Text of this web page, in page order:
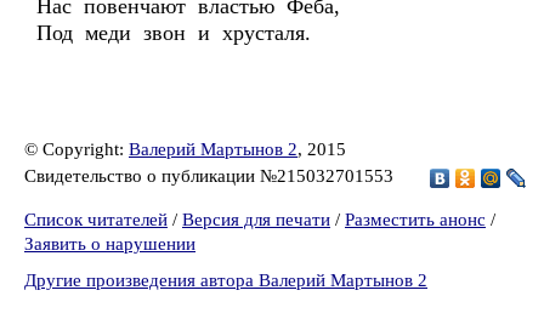
Нас повенчают властью Феба,
Под меди звон и хрусталя.
© Copyright: Валерий Мартынов 2, 2015
Свидетельство о публикации №215032701553
Список читателей / Версия для печати / Разместить анонс /
Заявить о нарушении
Другие произведения автора Валерий Мартынов 2